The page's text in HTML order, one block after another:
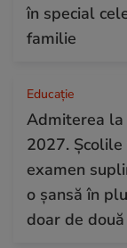
în special
familie
Educație
Admiterea la
2027.
examen
o șansă în
doar de